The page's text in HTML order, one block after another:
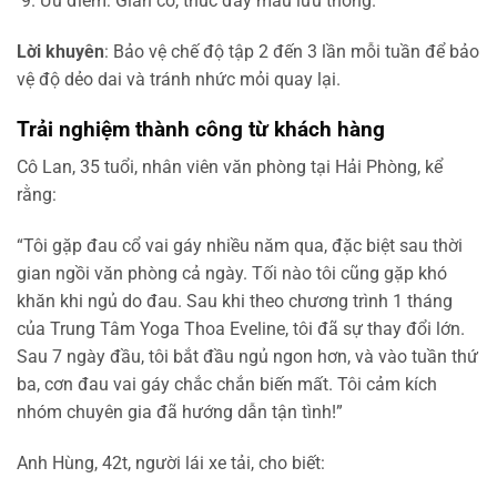
Lời khuyên: Bảo vệ chế độ tập 2 đến 3 lần mỗi tuần để bảo
vệ độ dẻo dai và tránh nhức mỏi quay lại.
Trải nghiệm thành công từ khách hàng
Cô Lan, 35 tuổi, nhân viên văn phòng tại Hải Phòng, kể
rằng:
“Tôi gặp đau cổ vai gáy nhiều năm qua, đặc biệt sau thời
gian ngồi văn phòng cả ngày. Tối nào tôi cũng gặp khó
khăn khi ngủ do đau. Sau khi theo chương trình 1 tháng
của Trung Tâm Yoga Thoa Eveline, tôi đã sự thay đổi lớn.
Sau 7 ngày đầu, tôi bắt đầu ngủ ngon hơn, và vào tuần thứ
ba, cơn đau vai gáy chắc chắn biến mất. Tôi cảm kích
nhóm chuyên gia đã hướng dẫn tận tình!”
Anh Hùng, 42t, người lái xe tải, cho biết: